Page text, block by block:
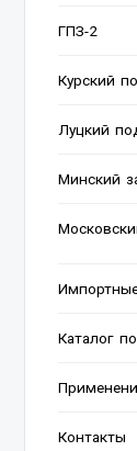
ГПЗ-2
Курский
Луцкий
Минский
Каталог
Контакты